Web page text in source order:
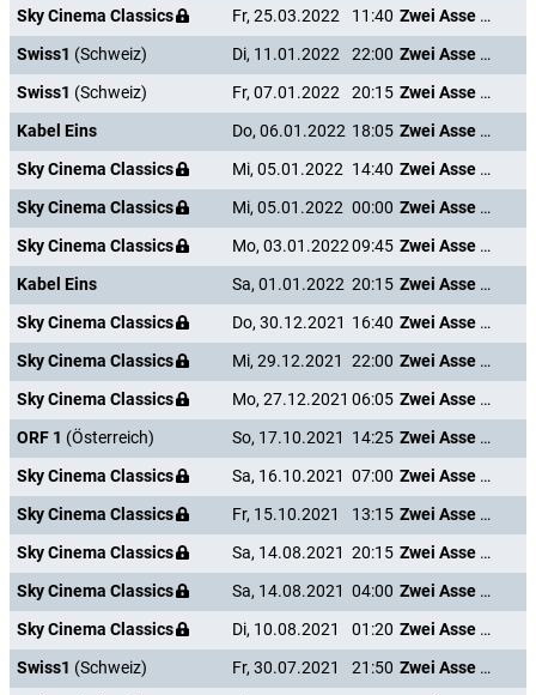
Sky Cinema Classics
Fr, 25.03.2022 11:40
Zwei Asse trumpfen auf
Swiss1 (Schweiz) Di, 11.01.2022 22:00
Zwei Asse trumpfen auf
Swiss1 (Schweiz) Fr, 07.01.2022 20:15
Zwei Asse trumpfen auf
Kabel Eins
Do, 06.01.2022 18:05
Zwei Asse trumpfen auf
Sky Cinema Classics
Mi, 05.01.2022 14:40
Zwei Asse trumpfen auf
Sky Cinema Classics
Mi, 05.01.2022 00:00
Zwei Asse trumpfen auf
Sky Cinema Classics
Mo, 03.01.202209:45
Zwei Asse trumpfen auf
Kabel Eins
Sa, 01.01.2022 20:15
Zwei Asse trumpfen auf
Sky Cinema Classics
Do, 30.12.2021 16:40
Zwei Asse trumpfen auf
Sky Cinema Classics
Mi, 29.12.2021 22:00
Zwei Asse trumpfen auf
Sky Cinema Classics
Mo, 27.12.2021 06:05
Zwei Asse trumpfen auf
ORF 1 (Österreich) So, 17.10.2021 14:25
Zwei Asse trumpfen auf
Sky Cinema Classics
Sa, 16.10.2021 07:00
Zwei Asse trumpfen auf
Sky Cinema Classics
Fr, 15.10.2021 13:15
Zwei Asse trumpfen auf
Sky Cinema Classics
Sa, 14.08.2021 20:15
Zwei Asse trumpfen auf
Sky Cinema Classics
Sa, 14.08.2021 04:00
Zwei Asse trumpfen auf
Sky Cinema Classics
Di, 10.08.2021 01:20
Zwei Asse trumpfen auf
Swiss1 (Schweiz) Fr, 30.07.2021 21:50
Zwei Asse trumpfen auf